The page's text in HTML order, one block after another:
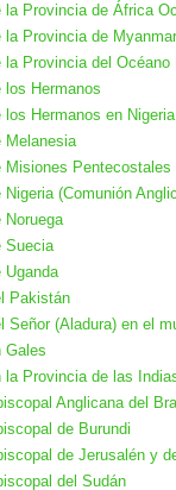
la Provincia de África
la Provincia de Myanmar
la Provincia del Océano
los Hermanos
los Hermanos en Nigeria
Melanesia
Misiones
Nigeria (Comunión
Noruega
Suecia
Uganda
Pakistán
Señor (Aladura) en el
Gales
la Provincia de las
Anglicana del
de Burundi
de Jerusalén y
del Sudán